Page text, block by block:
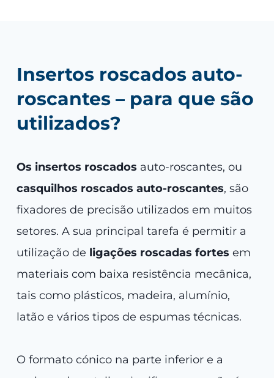
Insertos roscados auto-
roscantes – para que são
utilizados?
Os insertos roscados auto-roscantes, ou
casquilhos roscados auto-roscantes, são
fixadores de precisão utilizados em muitos
setores. A sua principal tarefa é permitir a
utilização de ligações roscadas fortes em
materiais com baixa resistência mecânica,
tais como plásticos, madeira, alumínio,
latão e vários tipos de espumas técnicas.
O formato cónico na parte inferior e a